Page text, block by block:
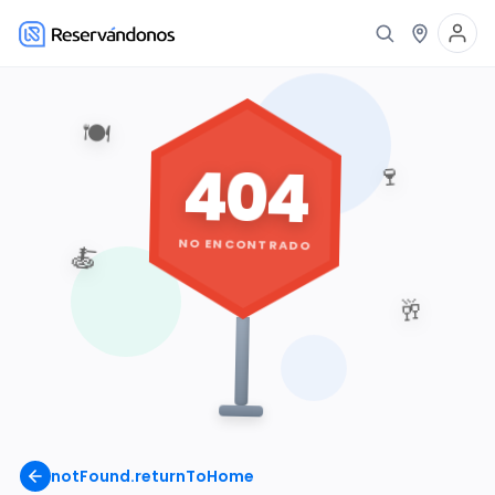
notFound.returnToHome
🍽️
🍷
🥂
🍝
404
NO ENCONTRADO